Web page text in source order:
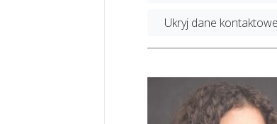
Ukryj dane kontaktowe